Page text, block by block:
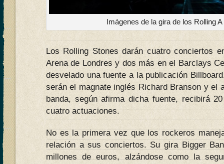
Imágenes de la gira de los Rolling
Los Rolling Stones darán cuatro conciertos
Arena de Londres y dos más en el Barclays
desvelado una fuente a la publicación
serán el magnate inglés Richard Branson y el
banda, según afirma dicha fuente, recibirá
cuatro actuaciones.
No es la primera vez que los rockeros
relación a sus conciertos. Su gira Bigger
millones de euros, alzándose como la